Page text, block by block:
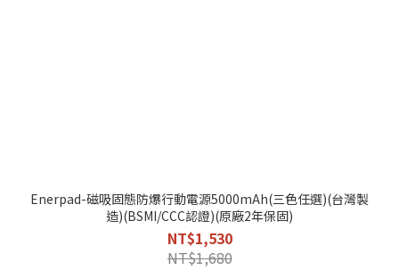
Enerpad-磁吸固態防爆行動電源5000mAh(三色任選)(台灣製
造)(BSMI/CCC認證)(原廠2年保固)
NT$1,530
NT$1,680